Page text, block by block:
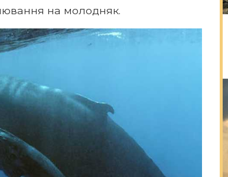
на молодняк.